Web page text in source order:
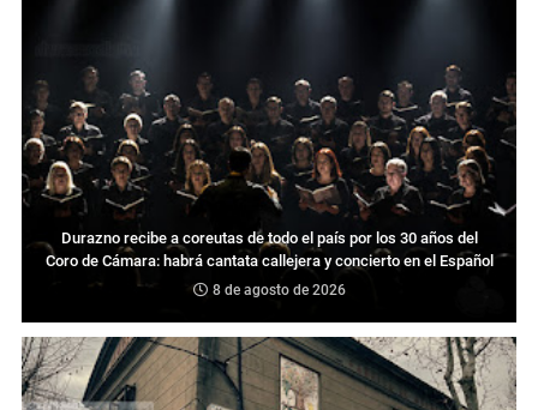
Durazno recibe a coreutas de todo el país por los 30 años del
Coro de Cámara: habrá cantata callejera y concierto en el Español
8 de agosto de 2026